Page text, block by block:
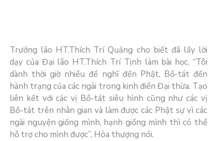
Trưởng lão HT.Thích Trí Quảng cho biết đã lấy lời
dạy của Đại lão HT.Thích Trí Tịnh làm bài học. “Tôi
dành thời giờ nhiều để nghĩ đến Phật, Bồ-tát đến
hành trạng của các ngài trong kinh điển Đại thừa. Tạo
liên kết với các vị Bồ-tát siêu hình cũng như các vị
Bồ-tát trên nhân gian và làm được các Phật sự vì các
ngài nguyện giống mình, hạnh giống mình thì có thể
hỗ trợ cho mình được”, Hòa thượng nói.